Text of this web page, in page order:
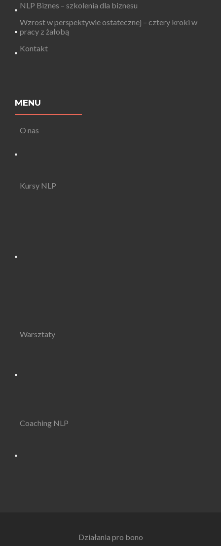
NLP Biznes – szkolenia dla biznesu
Wzrost w perspektywie ostatecznej – cztery kroki w
pracy z żałobą
Kontakt
MENU
O nas
Kursy NLP
Warsztaty
Coaching NLP
Działania pro bono